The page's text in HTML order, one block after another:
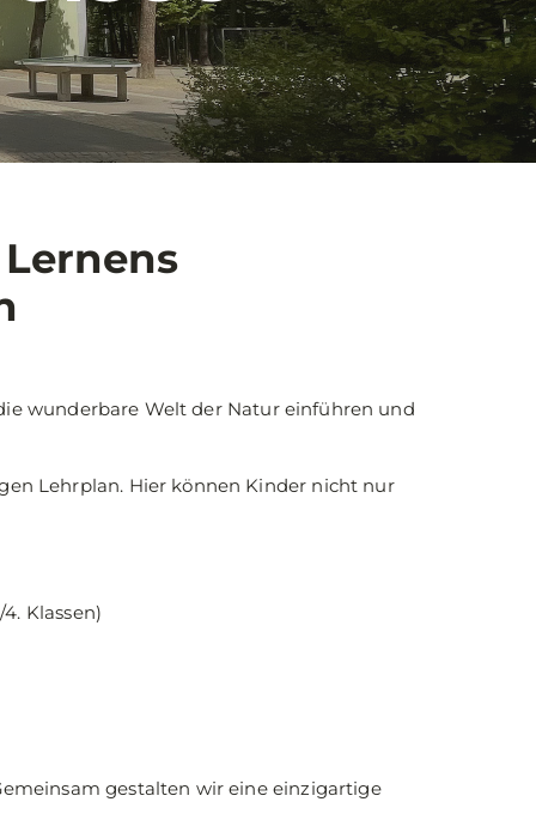
wunderbare Welt der Natur einführen und
Lehrplan. Hier können Kinder nicht nur
Klassen)
gestalten wir eine einzigartige